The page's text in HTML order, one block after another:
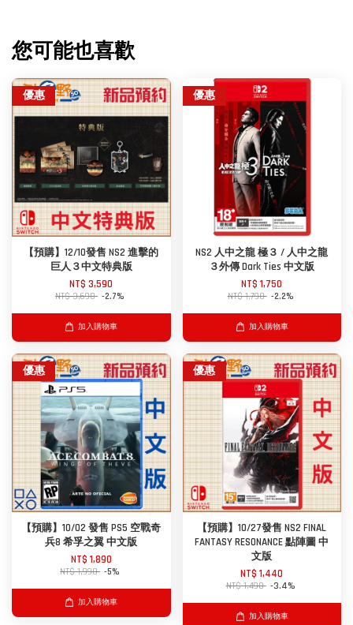
您可能也喜歡
優惠
【預購】12/10發售 NS2 進擊的
巨人３中文特典版
NT$ 3,590
NT$ 3,690 -2.7%
加入購物車
優惠
NS2 人中之龍 極３ / 人中之龍
３外傳 Dark Ties 中文版
NT$ 1,750
NT$ 1,790 -2.2%
加入購物車
優惠
【預購】10/02 發售 PS5 空戰奇
兵8 希孚之翼 中文版
NT$ 1,890
NT$ 1,990 -5%
加入購物車
優惠
【預購】10/27發售 NS2 FINAL
FANTASY RESONANCE 點陣圖 中
文版
NT$ 1,440
NT$ 1,490 -3.4%
加入購物車